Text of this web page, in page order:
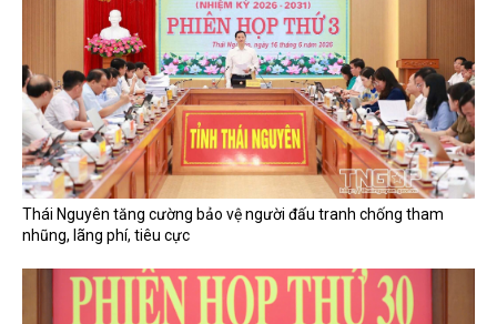
Thái Nguyên tăng cường bảo vệ người đấu tranh chống tham
nhũng, lãng phí, tiêu cực